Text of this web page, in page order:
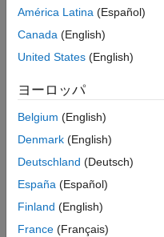
以上
2020
ら
ク
テ
ィ
Followers:
América Latina (Español)
Canada (English)
United States (English)
ヨーロッパ
Belgium (English)
Denmark (English)
Deutschland (Deutsch)
España (Español)
Finland (English)
France (Français)